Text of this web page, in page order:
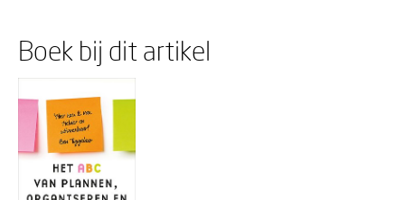
Boek bij dit artikel